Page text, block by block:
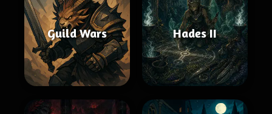
Guild Wars Hades II